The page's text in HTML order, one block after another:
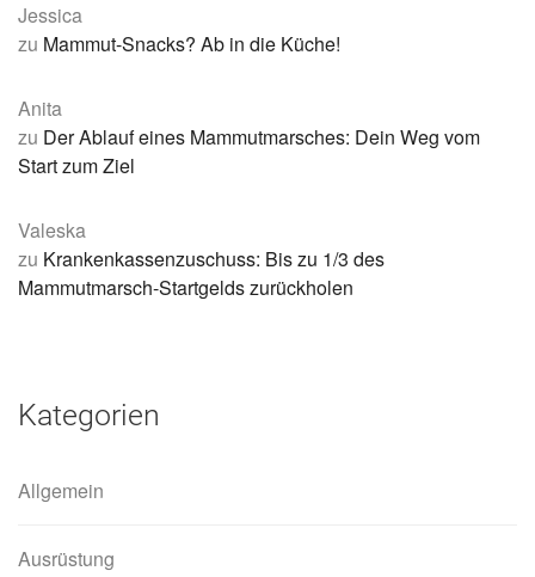
Jessica
zu Mammut-Snacks? Ab in die Küche!
Anita
zu Der Ablauf eines Mammutmarsches: Dein Weg vom
Start zum Ziel
Valeska
zu Krankenkassenzuschuss: Bis zu 1/3 des
Mammutmarsch-Startgelds zurückholen
Kategorien
Allgemein
Ausrüstung